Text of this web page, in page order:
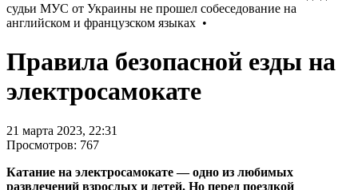
Правила безопасной езды на
электросамокате
21 марта 2023, 22:31
Просмотров: 767
Катание на электросамокате ― одно из любимых
развлечений взрослых и детей. Но перед поездкой